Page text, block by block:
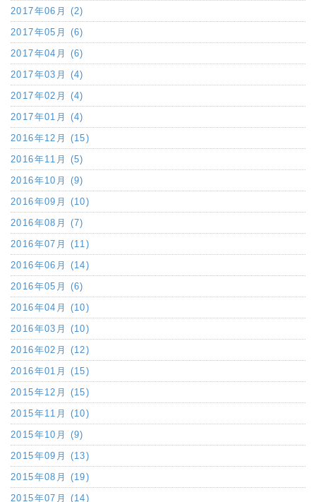
2017年06月 (2)
2017年05月 (6)
2017年04月 (6)
2017年03月 (4)
2017年02月 (4)
2017年01月 (4)
2016年12月 (15)
2016年11月 (5)
2016年10月 (9)
2016年09月 (10)
2016年08月 (7)
2016年07月 (11)
2016年06月 (14)
2016年05月 (6)
2016年04月 (10)
2016年03月 (10)
2016年02月 (12)
2016年01月 (15)
2015年12月 (15)
2015年11月 (10)
2015年10月 (9)
2015年09月 (13)
2015年08月 (19)
2015年07月 (14)